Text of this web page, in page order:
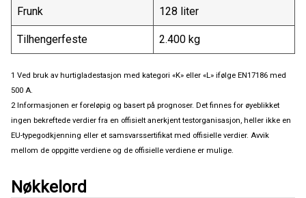
Frunk 128 liter
Tilhengerfeste 2.400 kg
1 Ved bruk av hurtigladestasjon med kategori «K» eller «L» ifølge EN17186 med
500 A.
2 Informasjonen er foreløpig og basert på prognoser. Det finnes for øyeblikket
ingen bekreftede verdier fra en offisielt anerkjent testorganisasjon, heller ikke en
EU-typegodkjenning eller et samsvarssertifikat med offisielle verdier. Avvik
mellom de oppgitte verdiene og de offisielle verdiene er mulige.
Nøkkelord